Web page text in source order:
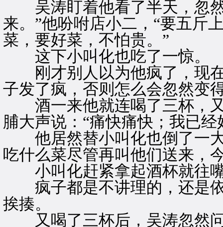
吴涛盯着他看了半天，忽然
来。”他吩咐店小二，“要五斤
菜，要好菜，不怕贵。”
这下小叫化也吃了一惊。
刚才别人以为他疯了，现在
子发了疯，否则怎么会忽然变
酒一来他就连喝了三杯，又
脯大声说：“痛快痛快；我已
他居然替小叫化也倒了一大
吃什么菜尽管再叫他们送来，
小叫化赶紧拿起酒杯就往
疯子都是不讲理的，还是依
挨揍。
又喝了三杯后，吴涛忽然问